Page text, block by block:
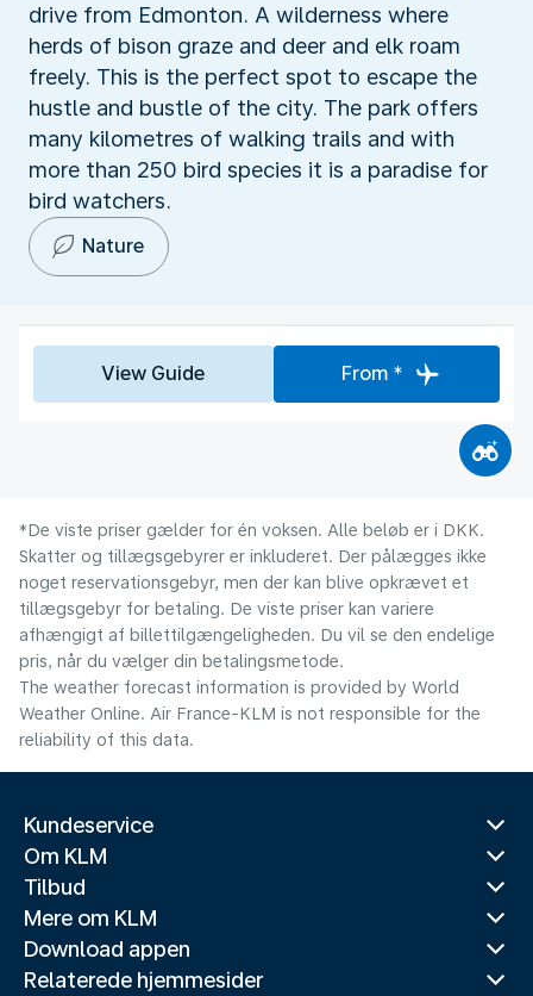
drive from Edmonton. A wilderness where
herds of bison graze and deer and elk roam
freely. This is the perfect spot to escape the
hustle and bustle of the city. The park offers
many kilometres of walking trails and with
more than 250 bird species it is a paradise for
bird watchers.
Nature
View Guide From *
*De viste priser gælder for én voksen. Alle beløb er i DKK.
Skatter og tillægsgebyrer er inkluderet. Der pålægges ikke
noget reservationsgebyr, men der kan blive opkrævet et
tillægsgebyr for betaling. De viste priser kan variere
afhængigt af billettilgængeligheden. Du vil se den endelige
pris, når du vælger din betalingsmetode.
The weather forecast information is provided by World
Weather Online. Air France-KLM is not responsible for the
reliability of this data.
Kundeservice
Om KLM
Tilbud
Mere om KLM
Download appen
Relaterede hjemmesider